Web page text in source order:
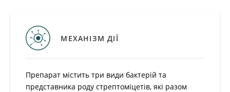
МЕХАНІЗМ ДІЇ
Препарат містить три види бактерій та представника
роду стрептоміцетів, які разом забезпечують